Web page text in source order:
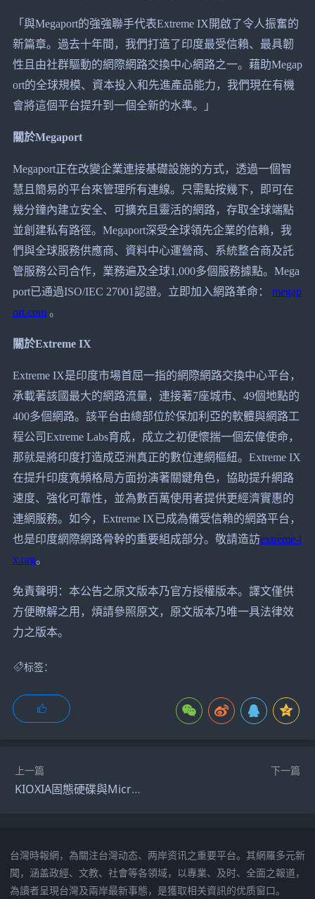
「與Megaport的強強聯手代表Extreme IX開啟了令人振奮的
新篇章。過去十年間，我們打造了印度最受信賴、最具韌
性且由社群驅動的網際網路交換中心網路之一。藉助Megap
ort的全球規模、資本投入和先進產品能力，我們現在有機
會將這個平台提升到一個全新的水準。」
關於Megaport
Megaport正在改變企業連接基礎設施的方式，透過一個智
慧且簡易的平台來管理所有連線。只需點按幾下，即可在
幾分鐘內建立安全、可擴充且靈活的網路，存取全球端點
並創建私有路徑。Megaport深受全球領先企業的信賴，我
們與全球服務供應商、資料中心運營商、系統整合商及託
管服務公司合作，業務遍及全球1,000多個服務據點。Mega
port已通過ISO/IEC 27001認證。立即加入網路革命： megap
ort.com。
關於Extreme IX
Extreme IX是印度市場首屈一指的網際網路交換中心平台，
承載著該國最大的網路流量，連接著7座城市、49個地點的
400多個網路。該平台由總部位於保加利亞的軟體與網路工
程公司Extreme Labs育成，成立之初便懷揣一個宏偉使命，
那就是將印度打造成亞洲真正的數位連網樞紐。Extreme IX
在提升印度寬頻格局方面扮演著關鍵角色，協助提升網路
速度、強化可靠性，並為數百萬使用者提供更經濟實惠的
連網服務。如今，Extreme IX已成為備受信賴的網路平台，
也是印度網際網路骨幹的重要組成部分。敬請造訪extreme-i
x.org。
免責聲明：本公告之原文版本乃官方授權版本。譯文僅供
方便瞭解之用，煩請參照原文，原文版本乃唯一具法律效
力之版本。
标签：
上一篇
KIOXIA固態硬碟與Microchip的Adaptec® SmartRAID 4300系列RAID儲存加速器達成相容
下一篇
台灣時報網，為關注台灣动态、两岸资讯之重要平台。其網羅多元新
聞，涵盖政經、文教、社會等各領域，以專業、及时、全面之報道，
為讀者呈現台灣及兩岸最新事態，是獲取相关資訊的优质窗口。